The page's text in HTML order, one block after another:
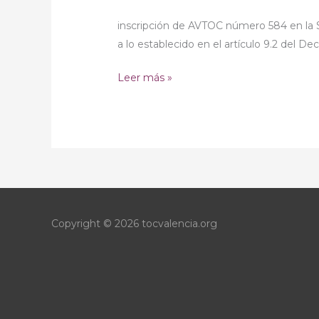
inscripción de AVTOC número 584 en
a lo establecido en el artículo 9.2 del
de
Entidades
Salud
Leer más »
Copyright © 2026 tocvalencia.org